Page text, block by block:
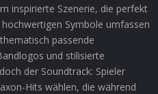
inspirierte Szenerie, die perfekt
Symbole umfassen
passende
und stilisierte
der Soundtrack: Spieler
Hits wählen, die während